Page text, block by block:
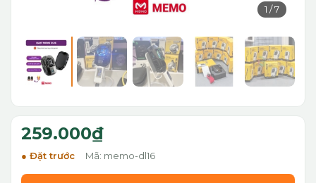
1 /7
259.000₫
Đặt trước Mã: memo-dl16